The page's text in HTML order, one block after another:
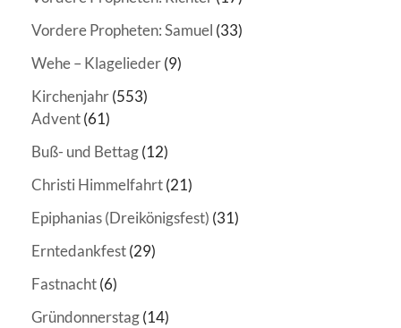
Vordere Propheten: Samuel (33)
Wehe – Klagelieder(9)
Kirchenjahr(553)
Advent(61)
Buß- und Bettag(12)
Christi Himmelfahrt(21)
Epiphanias (Dreikönigsfest) (31)
Erntedankfest(29)
Fastnacht(6)
Gründonnerstag(14)